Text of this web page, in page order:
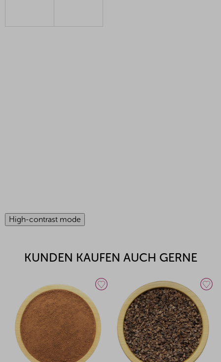
High-contrast mode
KUNDEN KAUFEN AUCH GERNE